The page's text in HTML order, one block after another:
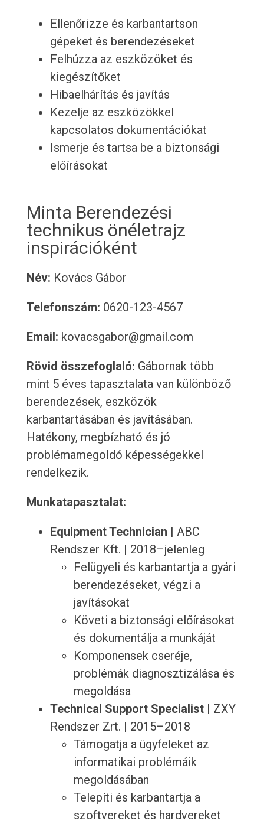
Ellenőrizze és karbantartson
gépeket és berendezéseket
Felhúzza az eszközöket és
kiegészítőket
Hibaelhárítás és javítás
Kezelje az eszközökkel
kapcsolatos dokumentációkat
Ismerje és tartsa be a biztonsági
előírásokat
Minta Berendezési
technikus önéletrajz
inspirációként
Név: Kovács Gábor
Telefonszám: 0620-123-4567
Email: kovacsgabor@gmail.com
Rövid összefoglaló: Gábornak több
mint 5 éves tapasztalata van különböző
berendezések, eszközök
karbantartásában és javításában.
Hatékony, megbízható és jó
problémamegoldó képességekkel
rendelkezik.
Munkatapasztalat:
Equipment Technician | ABC
Rendszer Kft. | 2018–jelenleg
Felügyeli és karbantartja a gyári
berendezéseket, végzi a
javításokat
Követi a biztonsági előírásokat
és dokumentálja a munkáját
Komponensek cseréje,
problémák diagnosztizálása és
megoldása
Technical Support Specialist| ZXY
Rendszer Zrt. | 2015–2018
Támogatja a ügyfeleket az
informatikai problémáik
megoldásában
Telepíti és karbantartja a
szoftvereket és hardvereket